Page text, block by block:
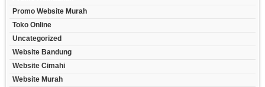
Promo Website Murah
Toko Online
Uncategorized
Website Bandung
Website Cimahi
Website Murah